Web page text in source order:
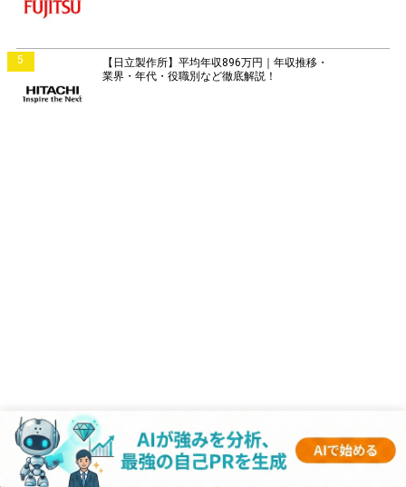
5
【日立製作所】平均年収896万円｜年収推移・
業界・年代・役職別など徹底解説！